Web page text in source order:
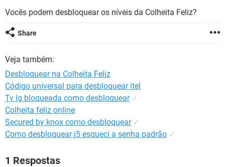
INSTAGRAM GMAIL
GUIA DE COMPRAS
INSTAGRAM
GUIA DE COMPRAS
Vocês podem desbloquear os níveis da Colheita Feliz?
Share
Veja também:
Desbloquear na Colheita Feliz
Código universal para desbloquear itel
Tv lg bloqueada como desbloquear ✓
Colheita feliz online
Secured by knox como desbloquear ✓
Como desbloquear j5 esqueci a senha padrão ✓
1 Respostas